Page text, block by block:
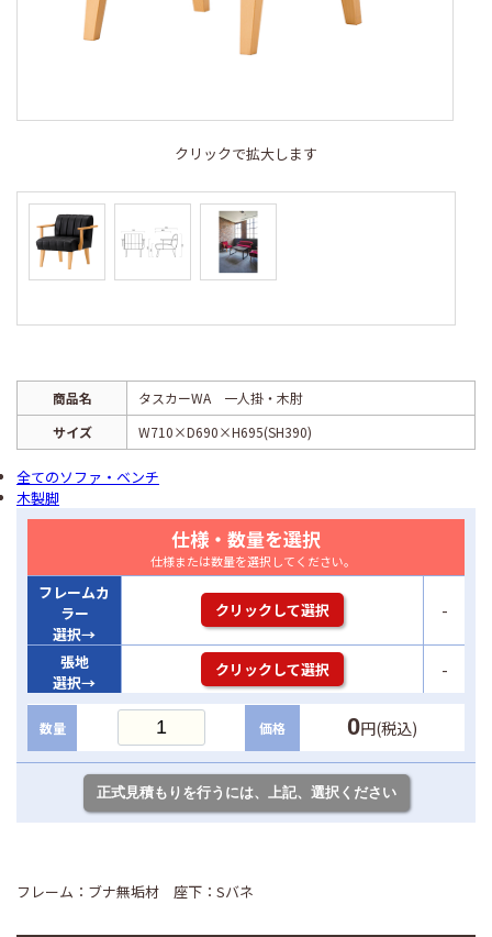
クリックで拡大します
商品名
タスカーWA 一人掛・木肘
サイズ
W710×D690×H695(SH390)
全てのソファ・ベンチ
木製脚
仕様・数量を選択
仕様または数量を選択してください。
フレームカ
ラー
選択→
クリックして選択 -
張地
選択→
クリックして選択 -
数量 価格 0円(税込)
フレーム：ブナ無垢材 座下：Sバネ